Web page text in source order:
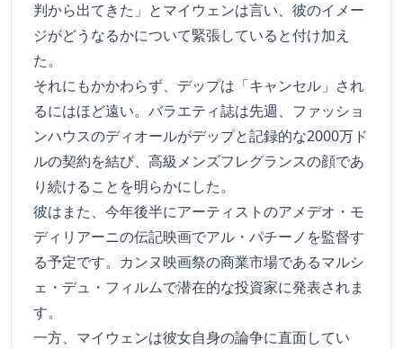
判から出てきた」とマイウェンは言い、彼のイメー
ジがどうなるかについて緊張していると付け加え
た。
それにもかかわらず、デップは「キャンセル」され
るにはほど遠い。バラエティ誌は先週、ファッショ
ンハウスのディオールがデップと記録的な2000万ド
ルの契約を結び、高級メンズフレグランスの顔であ
り続けることを明らかにした。
彼はまた、今年後半にアーティストのアメデオ・モ
ディリアーニの伝記映画でアル・パチーノを監督す
る予定です。カンヌ映画祭の商業市場であるマルシ
ェ・デュ・フィルムで潜在的な投資家に発表されま
す。
一方、マイウェンは彼女自身の論争に直面してい